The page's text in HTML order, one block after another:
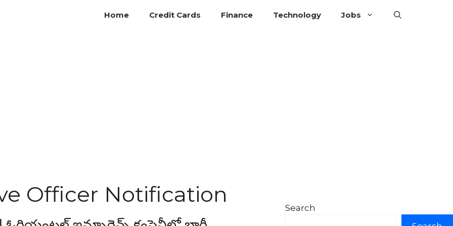
Home Credit Cards Finance Technology Jobs
Officer Notification
Search